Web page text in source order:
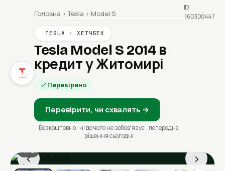
Головна › Tesla › Model S
TESLA · ХЕТЧБЕК
Tesla Model S 2014 в
кредит у Житомирі
Перевірено
Перевірити, чи схвалять →
Безкоштовно · ні до чого не зобовʼязує · попереднє
рішення сьогодні
ID:
160300447
‹ ›
1 / 6
Ціна в місяць